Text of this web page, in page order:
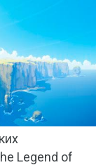
Legend of